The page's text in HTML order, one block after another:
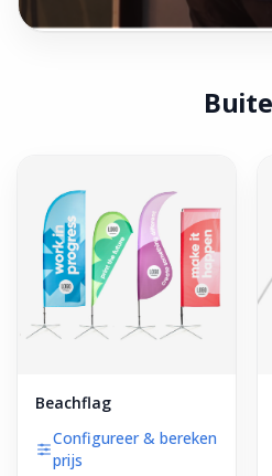
Beachflag
Configureer & bereken
prijs